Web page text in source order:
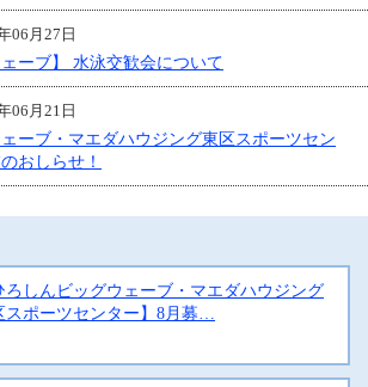
06月27日
ェーブ】 水泳交歓会について
06月21日
ェーブ・マエダハウジング東区スポーツセン
おしらせ！
ろしんビッグウェーブ・マエダハウジング
スポーツセンター】8月募…